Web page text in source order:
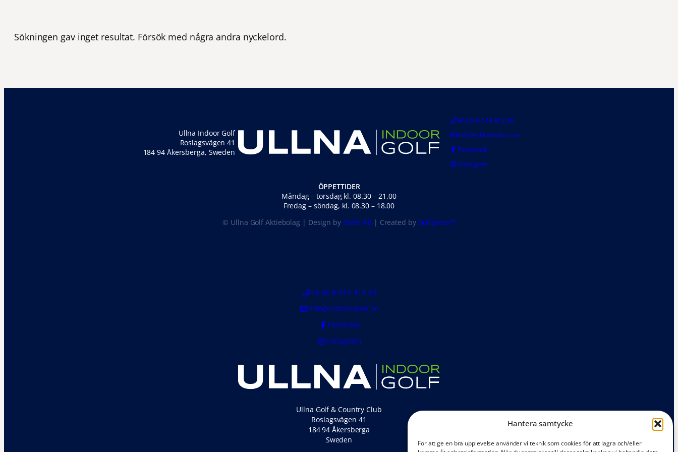
Hantera samtycke
För att ge en bra upplevelse använder vi teknik som cookies för att lagra och/eller
Sökningen gav inget resultat. Försök med några andra nyckelord.
Ullna Indoor Golf
Roslagsvägen 41
184 94 Åkersberga, Sweden
46 (0) 8-514 412 30
info@ullnaindoor.se
Facebook
Instagram
ÖPPETTIDER
Måndag – torsdag kl. 08.30 – 21.00
Fredag – söndag, kl. 08.30 – 18.00
© Ullna Golf Aktiebolag | Design by Parth AB| Created by Golfpress™
46 (0) 8-514 412 30
info@ullnaindoor.se
Facebook
Instagram
Ullna Golf & Country Club
Roslagsvägen 41
184 94 Åkersberga
Sweden